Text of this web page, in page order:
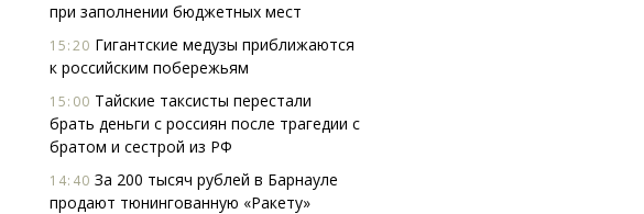
при заполнении бюджетных мест
15:20 Гигантские медузы приближаются
к российским побережьям
15:00 Тайские таксисты перестали
брать деньги с россиян после трагедии с
братом и сестрой из РФ
14:40 За 200 тысяч рублей в Барнауле
продают тюнингованную «Ракету»